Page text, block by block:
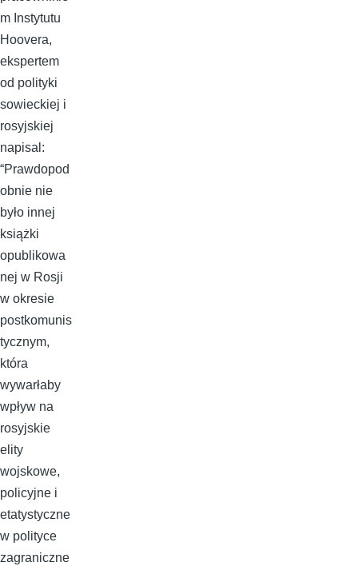
m Instytutu
Hoovera,
ekspertem
od polityki
sowieckiej i
rosyjskiej
napisal:
“Prawdopod
obnie nie
było innej
książki
opublikowa
nej w Rosji
w okresie
postkomunis
tycznym,
która
wywarłaby
wpływ na
rosyjskie
elity
wojskowe,
policyjne i
etatystyczne
w polityce
zagraniczne